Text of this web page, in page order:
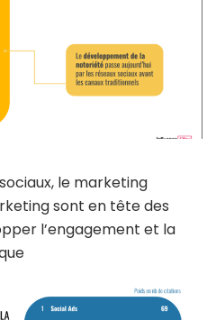
le marketing
sont en tête des
l’engagement et la